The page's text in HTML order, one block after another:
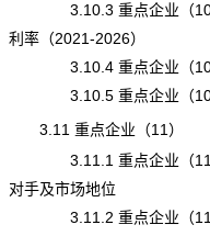
3.10.3 重点企业（10）
利率（2021-2026）
3.10.4 重点企业（10）
3.10.5 重点企业（10
3.11 重点企业（11）
3.11.1 重点企业（11）
对手及市场地位
3.11.2 重点企业（11）